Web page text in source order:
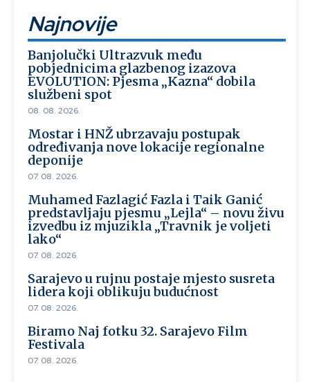
Najnovije
Banjolučki Ultrazvuk među
pobjednicima glazbenog izazova
EVOLUTION: Pjesma „Kazna“ dobila
službeni spot
08. 08. 2026.
Mostar i HNŽ ubrzavaju postupak
određivanja nove lokacije regionalne
deponije
07. 08. 2026.
Muhamed Fazlagić Fazla i Taik Ganić
predstavljaju pjesmu „Lejla“ – novu živu
izvedbu iz mjuzikla „Travnik je voljeti
lako“
07. 08. 2026.
Sarajevo u rujnu postaje mjesto susreta
lidera koji oblikuju budućnost
07. 08. 2026.
Biramo Naj fotku 32. Sarajevo Film
Festivala
07. 08. 2026.